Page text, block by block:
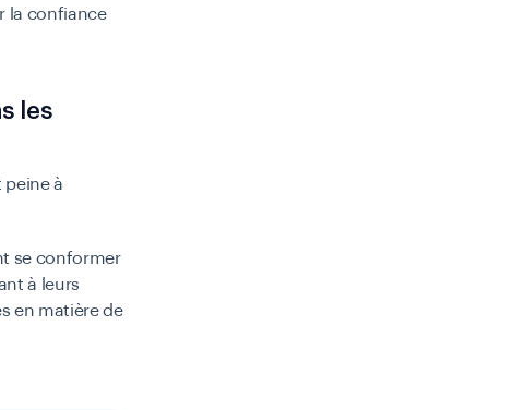
la confiance
les
peine à
se conformer
à leurs
en matière de